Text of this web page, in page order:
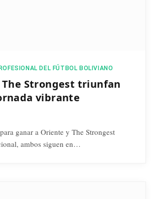
DEL FÚTBOL BOLIVIANO
The Strongest triunfan
vibrante
ganar a Oriente y The Strongest
ambos siguen en…